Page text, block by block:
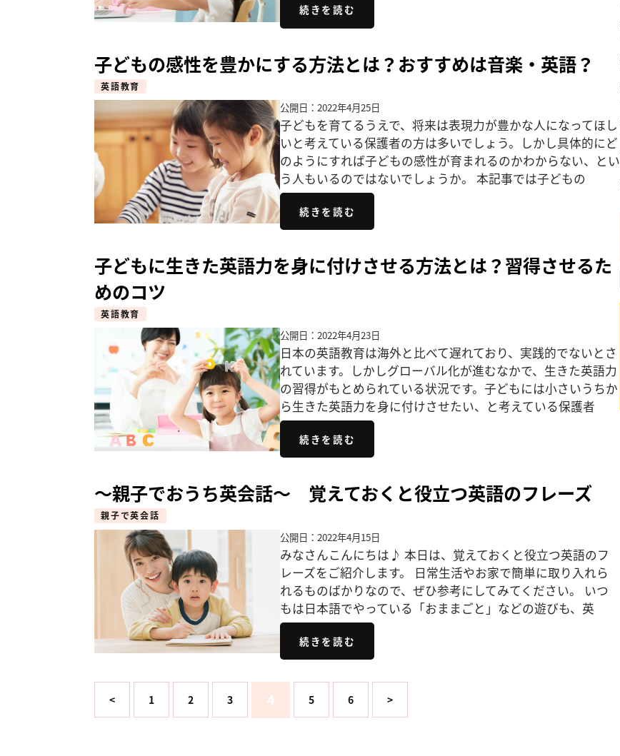
続きを読む
子どもの感性を豊かにする方法とは？おすすめは音楽・英語？
英語教育
公開日：2022年4月25日
子どもを育てるうえで、将来は表現力が豊かな人になってほし
いと考えている保護者の方は多いでしょう。しかし具体的にど
のようにすれば子どもの感性が育まれるのかわからない、とい
う人もいるのではないでしょうか。 本記事では子どもの
続きを読む
子どもに生きた英語力を身に付けさせる方法とは？習得させるた
めのコツ
英語教育
公開日：2022年4月23日
日本の英語教育は海外と比べて遅れており、実践的でないとさ
れています。しかしグローバル化が進むなかで、生きた英語力
の習得がもとめられている状況です。子どもには小さいうちか
ら生きた英語力を身に付けさせたい、と考えている保護者
続きを読む
～親子でおうち英会話～ 覚えておくと役立つ英語のフレーズ
親子で英会話
公開日：2022年4月15日
みなさんこんにちは♪ 本日は、覚えておくと役立つ英語のフ
レーズをご紹介します。 日常生活やお家で簡単に取り入れら
れるものばかりなので、ぜひ参考にしてみてください。 いつ
もは日本語でやっている「おままごと」などの遊びも、英
続きを読む
< 1 2 3 4 5 6 >